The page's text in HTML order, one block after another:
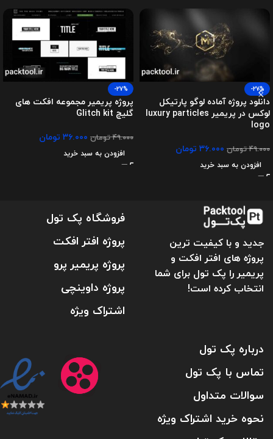
-27%
دانلود پروژه آماده لوگو پارتیکل
لوکس در پریمیر luxury particles
logo
۴۹.۰۰۰تومان ۳۶.۰۰۰ تومان
افزودن به سبد خرید
-27%
پروژه پریمیر مجموعه افکت های
گلیچ Glitch kit
۴۹.۰۰۰تومان ۳۶.۰۰۰ تومان
افزودن به سبد خرید
جدید و با کیفیت ترین
پروژه های افتر افکت و
پریمیر را پک تول برای شما
انتخاب کرده است!
فروشگاه پک تول
پروژه افتر افکت
پروژه پریمیر پرو
پروژه داوینچی
اشتراک ویژه
درباره پک تول
تماس با پک تول
سوالات متداول
نحوه خرید اشتراک ویژه